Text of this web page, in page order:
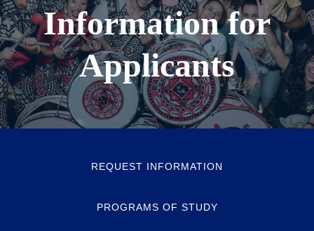
Information for
Applicants
REQUEST INFORMATION
PROGRAMS OF STUDY